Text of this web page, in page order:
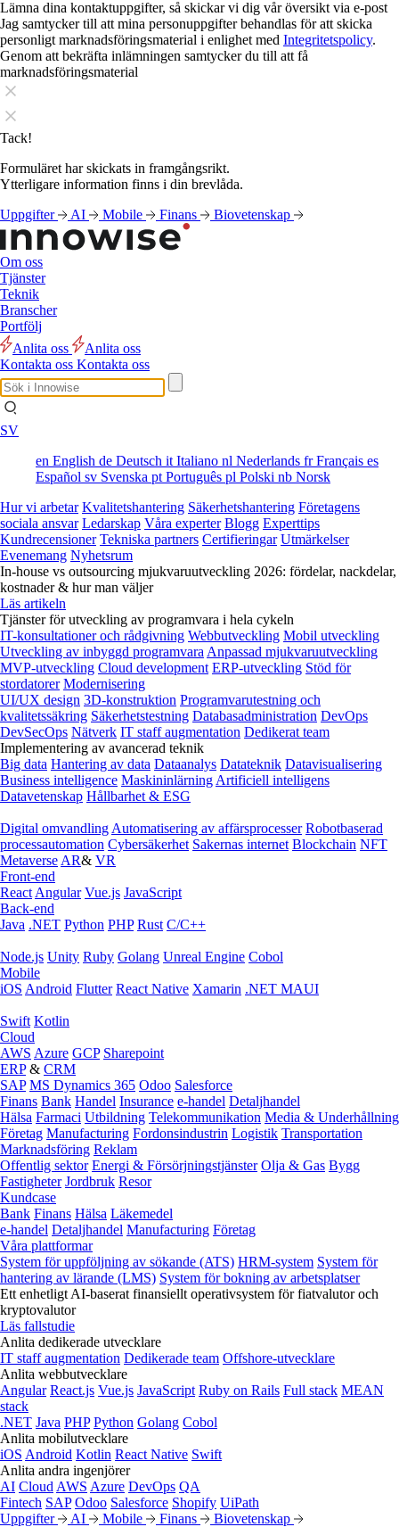
Lämna dina kontaktuppgifter, så skickar vi dig vår översikt via e-post
Jag samtycker till att mina personuppgifter behandlas för att skicka
personligt marknadsföringsmaterial i enlighet med Integritetspolicy.
Genom att bekräfta inlämningen samtycker du till att få
marknadsföringsmaterial
Tack!
Formuläret har skickats in framgångsrikt.
Ytterligare information finns i din brevlåda.
Uppgifter
AI Mobile Finans Biovetenskap
Om oss
Tjänster
Teknik
Branscher
Portfölj
Anlita oss
Anlita oss
Kontakta oss Kontakta oss
SV
en English de Deutsch it Italiano nl Nederlands frFrançais es
Español sv Svenska pt Português pl Polski nb Norsk
Hur vi arbetar Kvalitetshantering Säkerhetshantering Företagens
sociala ansvar Ledarskap Våra experter Blogg Experttips
Kundrecensioner Tekniska partners Certifieringar Utmärkelser
Evenemang Nyhetsrum
In-house vs outsourcing mjukvaruutveckling 2026: fördelar, nackdelar,
kostnader & hur man väljer
Läs artikeln
Tjänster för utveckling av programvara i hela cykeln
IT-konsultationer och rådgivning Webbutveckling Mobil utveckling
Utveckling av inbyggd programvara Anpassad mjukvaruutveckling
MVP-utveckling Cloud development ERP-utveckling Stöd för
stordatorer Modernisering
UI/UX design 3D-konstruktion Programvarutestning och
kvalitetssäkring Säkerhetstestning Databasadministration DevOps
DevSecOps Nätverk IT staff augmentation Dedikerat team
Implementering av avancerad teknik
Big data Hantering av data Dataanalys Datateknik Datavisualisering
Business intelligence Maskininlärning Artificiell intelligens
Datavetenskap Hållbarhet & ESG
Digital omvandling Automatisering av affärsprocesser Robotbaserad
processautomation Cybersäkerhet Sakernas internet Blockchain NFT
Metaverse AR& VR
Front-end
React Angular Vue.js JavaScript
Back-end
Java .NET Python PHP Rust C/C++
Node.js Unity Ruby Golang Unreal Engine Cobol
Mobile
iOS Android Flutter React Native Xamarin .NET MAUI
Swift Kotlin
Cloud
AWS Azure GCP Sharepoint
ERP& CRM
SAP MS Dynamics 365 Odoo Salesforce
Finans Bank Handel Insurance e‑handel Detaljhandel
Hälsa Farmaci Utbildning Telekommunikation Media & Underhållning
Företag Manufacturing Fordonsindustrin Logistik Transportation
Marknadsföring Reklam
Offentlig sektor Energi & Försörjningstjänster Olja & Gas Bygg
Fastigheter Jordbruk Resor
Kundcase
Bank Finans Hälsa Läkemedel
e‑handel Detaljhandel Manufacturing Företag
Våra plattformar
System för uppföljning av sökande (ATS) HRM-system System för
hantering av lärande (LMS) System för bokning av arbetsplatser
Ett enhetligt AI-baserat finansiellt operativsystem för fiatvalutor och
kryptovalutor
Läs fallstudie
Anlita dedikerade utvecklare
IT staff augmentation Dedikerade team Offshore-utvecklare
Anlita webbutvecklare
Angular React.js Vue.js JavaScript Ruby on Rails Full stack MEAN
stack
.NET Java PHP Python Golang Cobol
Anlita mobilutvecklare
iOS Android Kotlin React Native Swift
Anlita andra ingenjörer
AI Cloud AWS Azure DevOps QA
Fintech SAP Odoo Salesforce Shopify UiPath
Uppgifter
AI Mobile Finans Biovetenskap